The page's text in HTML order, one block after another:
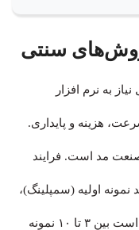
روش‌های سنتی
به نرم افزار
هزینه و پایداری.
مد است. فرایند
اولیه (سمپلینگ)،
بسیار ناکارآمد است. برای هر لباس ممکن است بین ۳ تا ۱۰ نمونه